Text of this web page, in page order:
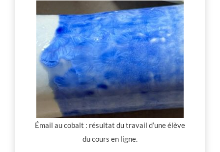
Émail au cobalt : résultat du travail d’une élève
du cours en ligne.